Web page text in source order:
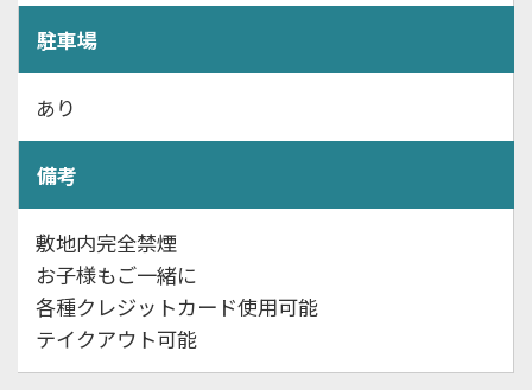
駐車場
あり
備考
敷地内完全禁煙
お子様もご一緒に
各種クレジットカード使用可能
テイクアウト可能